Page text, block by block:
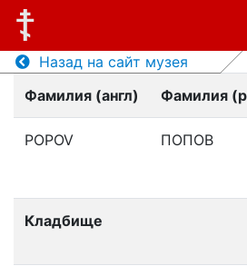
Назад на сайт музея
Фамилия (англ)
Фамилия
POPOV ПОПОВ
Кладбище